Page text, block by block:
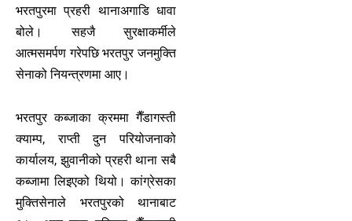
भरतपुरमा प्रहरी थानाअगाडि धावा
बोले। सहजै सुरक्षाकर्मीले
आत्मसमर्पण गरेपछि भरतपुर जनमुक्ति
सेनाको नियन्त्रणमा आए।
भरतपुर कब्जाका क्रममा गैँडागस्ती
क्याम्प, राप्ती दुन परियोजनाको
कार्यालय, झुवानीको प्रहरी थाना सबै
कब्जामा लिइएको थियो। कांग्रेसका
मुक्तिसेनाले भरतपुरको थानाबाट